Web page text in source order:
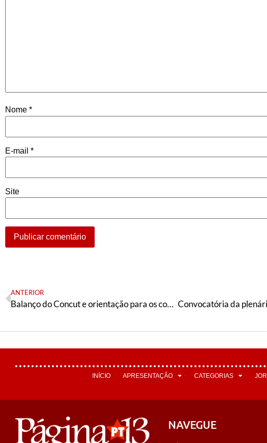
Nome *
E-mail *
Site
ANTERIOR
Balanço do Concut e orientação para os congressos estaduais da CUT
INÍCIO APRESENTAÇÃO CATEGORIAS
NAVEGUE